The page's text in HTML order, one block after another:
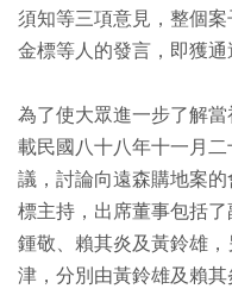
須知等三項意見，整個
金標等人的發言，即獲通
為了使大眾進一步了解
載民國八十八年十一月
議，討論向遠森購地案
標主持，出席董事包括了
鍾敬、賴其炎及黃鈴雄
津，分別由黃鈴雄及賴